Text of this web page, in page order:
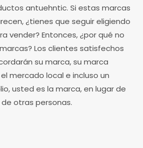
antuehntic. Si estas marcas
¿tienes que seguir eligiendo
vender? Entonces, ¿por qué no
Los clientes satisfechos
su marca, su marca
mercado local e incluso un
usted es la marca, en lugar de
otras personas.